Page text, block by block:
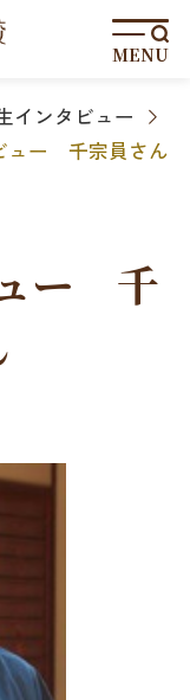
MENU
インタビュー
ュー 千宗員さん
ー 千